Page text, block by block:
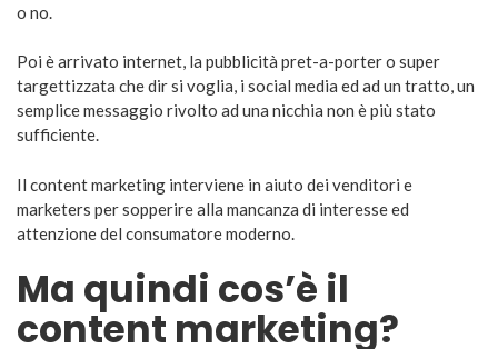
o no.
Poi è arrivato internet, la pubblicità pret-a-porter o super
targettizzata che dir si voglia, i social media ed ad un tratto, un
semplice messaggio rivolto ad una nicchia non è più stato
sufficiente.
Il content marketing interviene in aiuto dei venditori e
marketers per sopperire alla mancanza di interesse ed
attenzione del consumatore moderno.
Ma quindi cos’è il
content marketing?